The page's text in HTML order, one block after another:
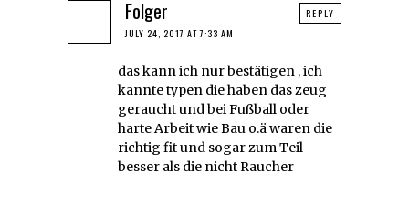
Folger
JULY 24, 2017 AT 7:33 AM
das kann ich nur bestätigen , ich
kannte typen die haben das zeug
geraucht und bei Fußball oder
harte Arbeit wie Bau o.ä waren die
richtig fit und sogar zum Teil
besser als die nicht Raucher
REPLY